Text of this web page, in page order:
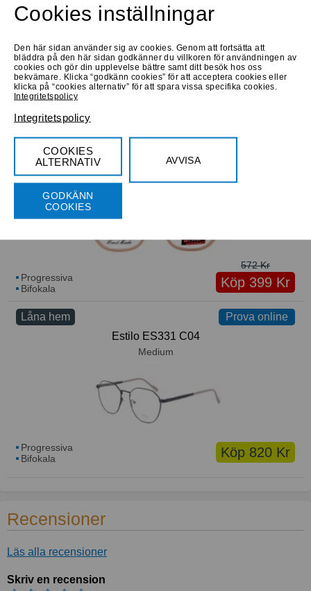
Large
Bifokala
Låna hem
Junior Flamingo
Small
Köp 399 Kr
572 Kr
Progressiva
Bifokala
Prova online
Prova online
Låna hem
Estilo ES331 C04
Medium
Köp 820 Kr
Progressiva
Bifokala
Recensioner
Läs alla recensioner
Skriv en recension
Cookies inställningar
Den här sidan använder sig av cookies. Genom att fortsätta att
bläddra på den här sidan godkänner du villkoren för användningen av
cookies och gör din upplevelse bättre samt ditt besök hos oss
bekvämare. Klicka “godkänn cookies” för att acceptera cookies eller
klicka på “cookies alternativ” för att spara vissa specifika cookies.
Integritetspolicy
Integritetspolicy
COOKIES
ALTERNATIV
AVVISA
GODKÄNN
COOKIES